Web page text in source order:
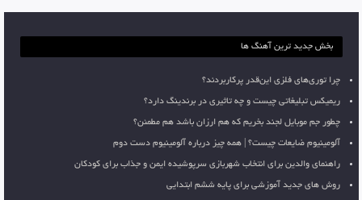
بخش جدید ترین آهنگ ها
چرا توری‌های فلزی این‌قدر پرکاربردند؟
ریمیکس تبلیغاتی چیست و چه تاثیری در برندینگ دارد؟
چطور جم موبایل لجند بخریم که هم ارزان باشد هم مطمئن؟
آلومینیوم ضایعات چیست؟ | همه چیز درباره آلومینیوم دست دوم
راهنمای والدین برای انتخاب شهربازی سرپوشیده ایمن و جذاب برای کودکان
روش های جدید آموزشی برای پایه ششم ابتدایی